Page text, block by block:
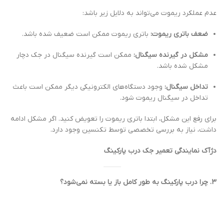
عدم عملکرد ریموت می‌تواند به دلایل زیر باشد:
ضعف باتری ریموت: باتری ریموت ممکن است ضعیف شده باشد.
مشکل در گیرنده سیگنال: ممکن است گیرنده سیگنال در جک دچار
مشکل شده باشد.
تداخل سیگنال: وجود دستگاه‌های الکترونیکی دیگر ممکن است باعث
تداخل در سیگنال ریموت شود.
برای رفع این مشکل، ابتدا باتری ریموت را تعویض کنید. اگر مشکل ادامه
داشت، نیاز به بررسی تخصصی توسط تکنسین وجود دارد.
دژآک نمایندگی تعمیر جک درب پارکینگ
3. چرا درب پارکینگ به طور کامل باز یا بسته نمی‌شود؟